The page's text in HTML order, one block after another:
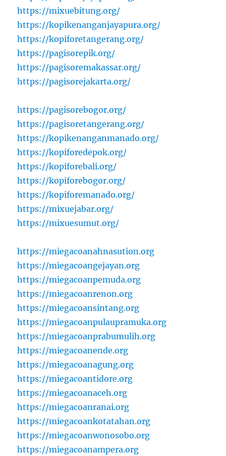
https://mixuebitung.org/
https://kopikenanganjayapura.org/
https://kopiforetangerang.org/
https://pagisorepik.org/
https://pagisoremakassar.org/
https://pagisorejakarta.org/
https://pagisorebogor.org/
https://pagisoretangerang.org/
https://kopikenanganmanado.org/
https://kopiforedepok.org/
https://kopiforebali.org/
https://kopiforebogor.org/
https://kopiforemanado.org/
https://mixuejabar.org/
https://mixuesumut.org/
https://miegacoanahnasution.org
https://miegacoangejayan.org
https://miegacoanpemuda.org
https://miegacoanrenon.org
https://miegacoansintang.org
https://miegacoanpulaupramuka.org
https://miegacoanprabumulih.org
https://miegacoanende.org
https://miegacoanagung.org
https://miegacoantidore.org
https://miegacoanaceh.org
https://miegacoanranai.org
https://miegacoankotatahan.org
https://miegacoanwonosobo.org
https://miegacoanampera.org